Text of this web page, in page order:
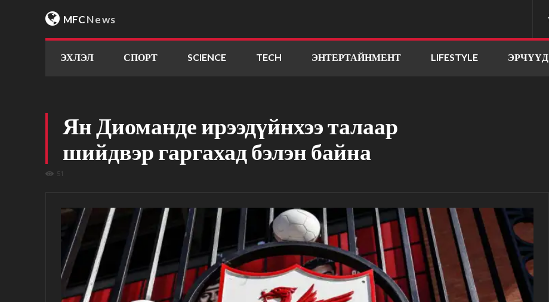
MFCNews
ЭХЛЭЛ СПОРТ SCIENCE TECH ЭНТЕРТАЙНМЕНТ LIFESTYLE ЭРЧҮҮД
Ян Диоманде ирээдүйнхээ талаар
шийдвэр гаргахад бэлэн байна
51